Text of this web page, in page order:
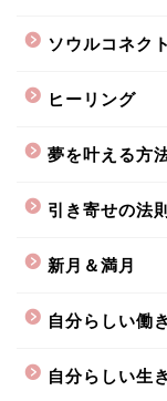
ソウルコネク
ヒーリング
夢を叶える方
引き寄せの法則
新月＆満月
自分らしい働
自分らしい生